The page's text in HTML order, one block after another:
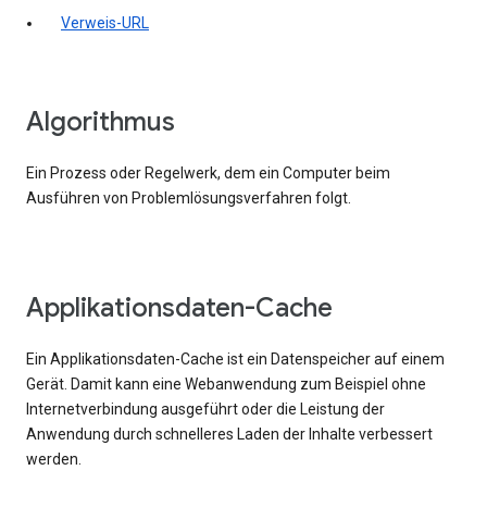
Verweis-URL
Algorithmus
Ein Prozess oder Regelwerk, dem ein Computer beim
Ausführen von Problemlösungsverfahren folgt.
Applikationsdaten-Cache
Ein Applikationsdaten-Cache ist ein Datenspeicher auf einem
Gerät. Damit kann eine Webanwendung zum Beispiel ohne
Internetverbindung ausgeführt oder die Leistung der
Anwendung durch schnelleres Laden der Inhalte verbessert
werden.